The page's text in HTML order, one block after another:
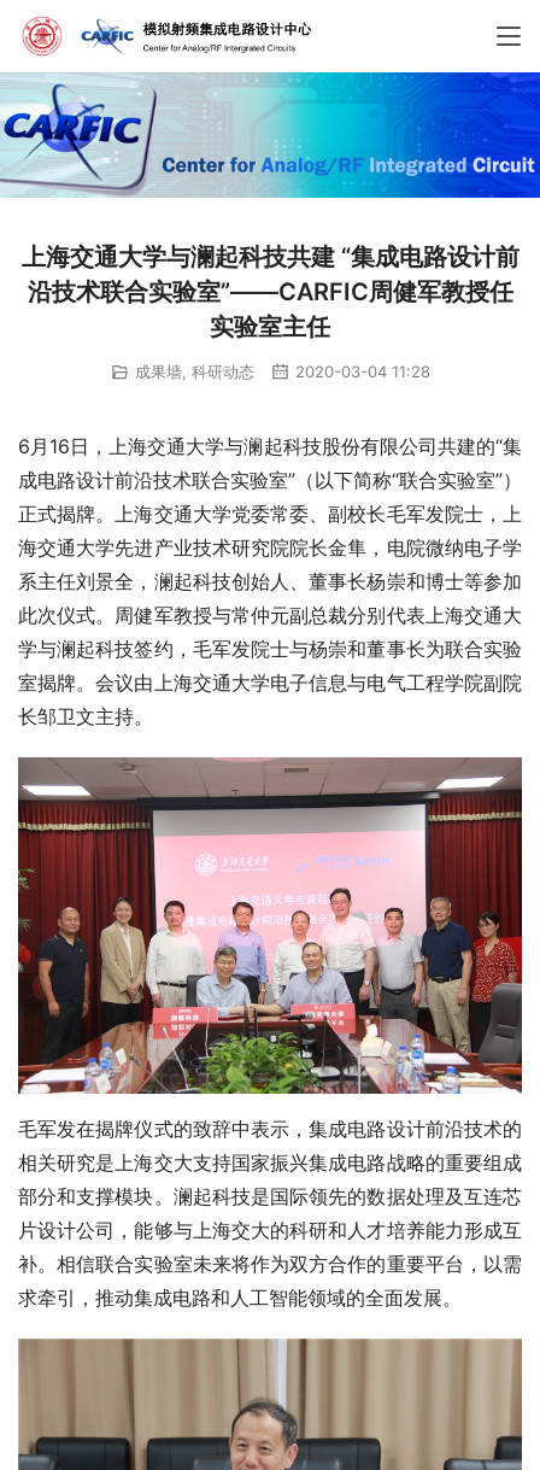
上海交通大学与澜起科技共建 “集成电路设计前
沿技术联合实验室”——CARFIC周健军教授任
实验室主任
成果墙, 科研动态 2020-03-04 11:28
6月16日，上海交通大学与澜起科技股份有限公司共建的“集
成电路设计前沿技术联合实验室”（以下简称“联合实验室”）
正式揭牌。上海交通大学党委常委、副校长毛军发院士，上
海交通大学先进产业技术研究院院长金隼，电院微纳电子学
系主任刘景全，澜起科技创始人、董事长杨崇和博士等参加
此次仪式。周健军教授与常仲元副总裁分别代表上海交通大
学与澜起科技签约，毛军发院士与杨崇和董事长为联合实验
室揭牌。会议由上海交通大学电子信息与电气工程学院副院
长邹卫文主持。
毛军发在揭牌仪式的致辞中表示，集成电路设计前沿技术的
相关研究是上海交大支持国家振兴集成电路战略的重要组成
部分和支撑模块。澜起科技是国际领先的数据处理及互连芯
片设计公司，能够与上海交大的科研和人才培养能力形成互
补。相信联合实验室未来将作为双方合作的重要平台，以需
求牵引，推动集成电路和人工智能领域的全面发展。